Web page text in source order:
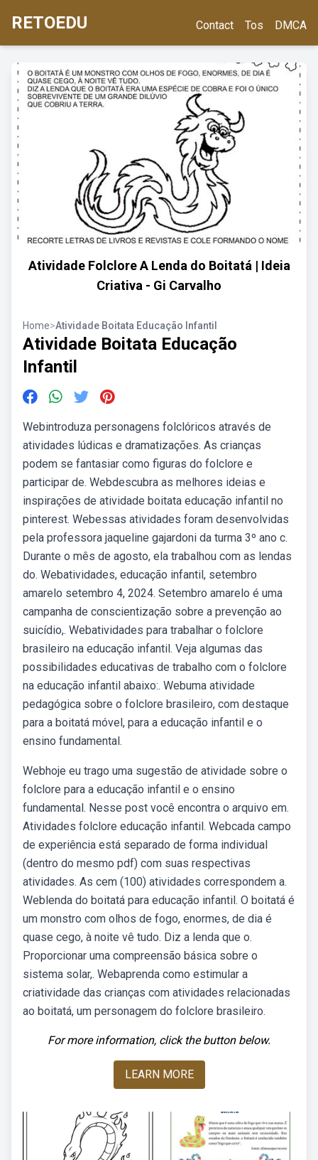
RETOEDU Contact Tos DMCA
Atividade Folclore A Lenda do Boitatá | Ideia
Criativa - Gi Carvalho
Home>Atividade Boitata Educação Infantil
Atividade Boitata Educação
Infantil
Webintroduza personagens folclóricos através de
atividades lúdicas e dramatizações. As crianças
podem se fantasiar como figuras do folclore e
participar de. Webdescubra as melhores ideias e
inspirações de atividade boitata educação infantil no
pinterest. Webessas atividades foram desenvolvidas
pela professora jaqueline gajardoni da turma 3º ano c.
Durante o mês de agosto, ela trabalhou com as lendas
do. Webatividades, educação infantil, setembro
amarelo setembro 4, 2024. Setembro amarelo é uma
campanha de conscientização sobre a prevenção ao
suicídio,. Webatividades para trabalhar o folclore
brasileiro na educação infantil. Veja algumas das
possibilidades educativas de trabalho com o folclore
na educação infantil abaixo:. Webuma atividade
pedagógica sobre o folclore brasileiro, com destaque
para a boitatá móvel, para a educação infantil e o
ensino fundamental.
Webhoje eu trago uma sugestão de atividade sobre o
folclore para a educação infantil e o ensino
fundamental. Nesse post você encontra o arquivo em.
Atividades folclore educação infantil. Webcada campo
de experiência está separado de forma individual
(dentro do mesmo pdf) com suas respectivas
atividades. As cem (100) atividades correspondem a.
Weblenda do boitatá para educação infantil. O boitatá é
um monstro com olhos de fogo, enormes, de dia é
quase cego, à noite vê tudo. Diz a lenda que o.
Proporcionar uma compreensão básica sobre o
sistema solar,. Webaprenda como estimular a
criatividade das crianças com atividades relacionadas
ao boitatá, um personagem do folclore brasileiro.
For more information, click the button below.
LEARN MORE